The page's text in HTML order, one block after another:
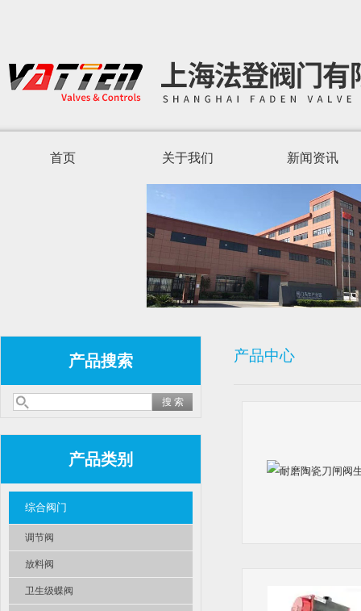
首页 关于我们 新闻资讯
产品搜索
产品类别
综合阀门
调节阀
放料阀
卫生级蝶阀
产品中心